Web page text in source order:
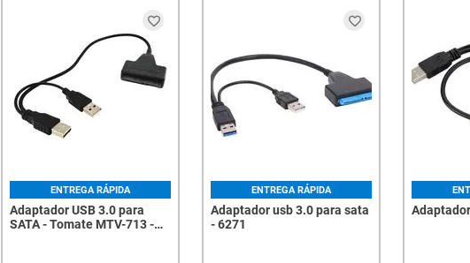
ENTREGA RÁPIDA
Adaptador USB 3.0 para
SATA - Tomate MTV-713 -
ENTREGA RÁPIDA
Adaptador usb 3.0 para sata
- 6271